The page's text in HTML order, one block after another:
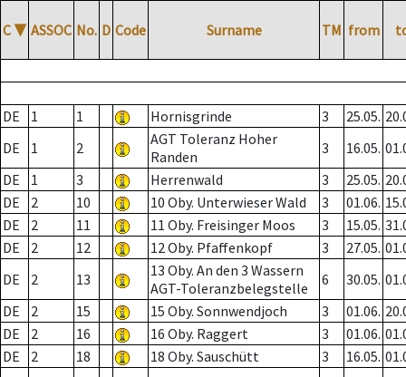
C ▼ ASSOC No. D Code Surname TM from
DE 1 1 Hornisgrinde 3 25.05.
DE
1 2
AGT Toleranz Hoher
Randen
3 16.05.
DE
1 3 Herrenwald 3 25.05.
DE
2 10 10 Oby. Unterwieser Wald 3 01.06.
DE
2 11 11 Oby. Freisinger Moos 3 15.05.
DE
2 12 12 Oby. Pfaffenkopf 3 27.05.
DE
2 13
13 Oby. An den 3 Wassern
AGT-Toleranzbelegstelle
6 30.05.
DE
2 15 15 Oby. Sonnwendjoch 3 01.06.
DE
2 16 16 Oby. Raggert 3 01.06.
DE
2 18 18 Oby. Sauschütt 3 16.05.